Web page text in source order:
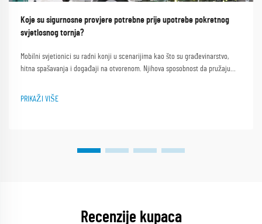
Koje su sigurnosne provjere potrebne prije upotrebe pokretnog
svjetlosnog tornja?
Mobilni svjetionici su radni konji u scenarijima kao što su građevinarstvo,
hitna spašavanja i događaji na otvorenom. Njihova sposobnost da pružaju
neophodnim. Shanghai Outevo Machinery Co. Ltd. kao pi...
PRIKAŽI VIŠE
Recenzije kupaca